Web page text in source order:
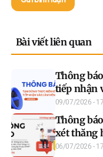
Bài viết liên quan
Thông
tiếp nhận
09/07/2026 -
Thông
xét thăng
chức
06/07/2026 -